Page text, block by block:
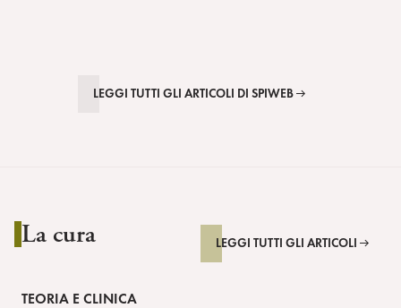
LEGGI TUTTI GLI ARTICOLI DI SPIWEB
La cura LEGGI TUTTI GLI ARTICOLI
TEORIA E CLINICA